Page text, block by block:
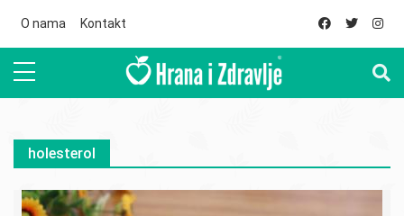
O nama Kontakt
holesterol